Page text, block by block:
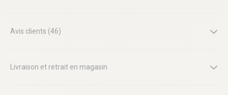
Avis clients (46)
Livraison et retrait en magasin